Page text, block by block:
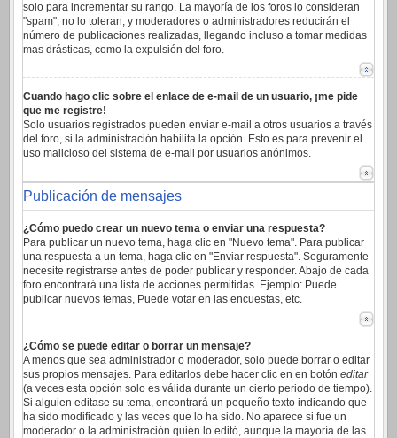
solo para incrementar su rango. La mayoría de los foros lo consideran
"spam", no lo toleran, y moderadores o administradores reducirán el
número de publicaciones realizadas, llegando incluso a tomar medidas
mas drásticas, como la expulsión del foro.
Cuando hago clic sobre el enlace de e-mail de un usuario, ¡me pide
que me registre!
Solo usuarios registrados pueden enviar e-mail a otros usuarios a través
del foro, si la administración habilita la opción. Esto es para prevenir el
uso malicioso del sistema de e-mail por usuarios anónimos.
Publicación de mensajes
¿Cómo puedo crear un nuevo tema o enviar una respuesta?
Para publicar un nuevo tema, haga clic en "Nuevo tema". Para publicar
una respuesta a un tema, haga clic en "Enviar respuesta". Seguramente
necesite registrarse antes de poder publicar y responder. Abajo de cada
foro encontrará una lista de acciones permitidas. Ejemplo: Puede
publicar nuevos temas, Puede votar en las encuestas, etc.
¿Cómo se puede editar o borrar un mensaje?
A menos que sea administrador o moderador, solo puede borrar o editar
sus propios mensajes. Para editarlos debe hacer clic en en botón editar
(a veces esta opción solo es válida durante un cierto periodo de tiempo).
Si alguien editase su tema, encontrará un pequeño texto indicando que
ha sido modificado y las veces que lo ha sido. No aparece si fue un
moderador o la administración quién lo editó, aunque la mayoría de las